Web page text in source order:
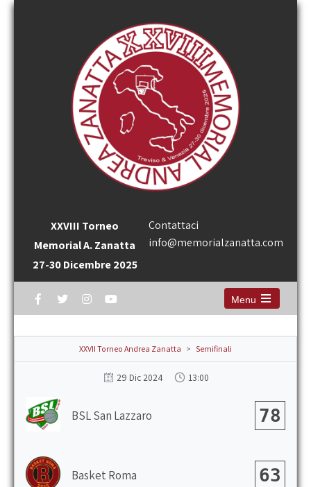
XXVIII Torneo
Memorial A. Zanatta
27-30 Dicembre 2025
Contattaci
info@memorialzanatta.com
Menu
Open
XXVII Torneo Andrea Zanatta > Semifinali
29 Dic 2024 13:00
BSL San Lazzaro 78
Basket Roma 63